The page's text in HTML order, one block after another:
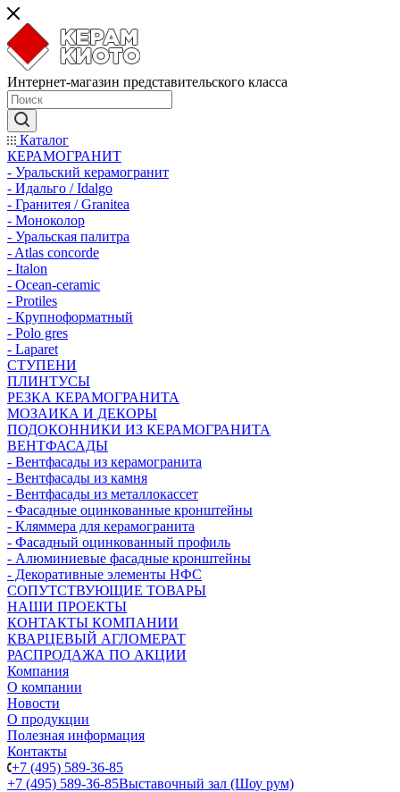
Интернет-магазин представительского класса
Каталог
КЕРАМОГРАНИТ
- Уральский керамогранит
- Идальго / Idalgo
- Гранитея / Granitea
- Моноколор
- Уральская палитра
- Atlas concorde
- Italon
- Ocean-ceramic
- Protiles
- Крупноформатный
- Polo gres
- Laparet
СТУПЕНИ
ПЛИНТУСЫ
РЕЗКА КЕРАМОГРАНИТА
МОЗАИКА И ДЕКОРЫ
ПОДОКОННИКИ ИЗ КЕРАМОГРАНИТА
ВЕНТФАСАДЫ
- Вентфасады из керамогранита
- Вентфасады из камня
- Вентфасады из металлокассет
- Фасадные оцинкованные кронштейны
- Кляммера для керамогранита
- Фасадный оцинкованный профиль
- Алюминиевые фасадные кронштейны
- Декоративные элементы НФС
СОПУТСТВУЮЩИЕ ТОВАРЫ
НАШИ ПРОЕКТЫ
КОНТАКТЫ КОМПАНИИ
КВАРЦЕВЫЙ АГЛОМЕРАТ
РАСПРОДАЖА ПО АКЦИИ
Компания
О компании
Новости
О продукции
Полезная информация
Контакты
+7 (495) 589-36-85
+7 (495) 589-36-85Выставочный зал (Шоу рум)